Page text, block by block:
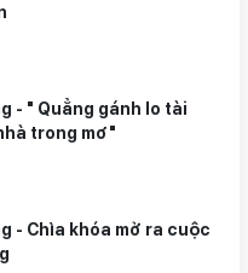
- " Quẳng gánh lo tài
trong mơ"
- Chìa khóa mở ra cuộc